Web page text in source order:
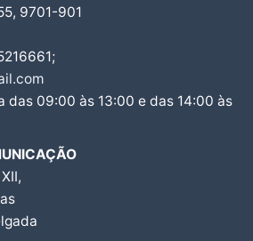
9701-901
das 09:00 às 13:00 e das 14:00 às